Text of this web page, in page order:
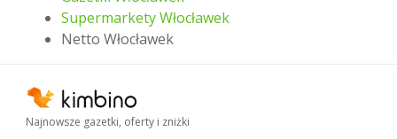
Supermarkety Włocławek
Netto Włocławek
Najnowsze gazetki, oferty i zniżki